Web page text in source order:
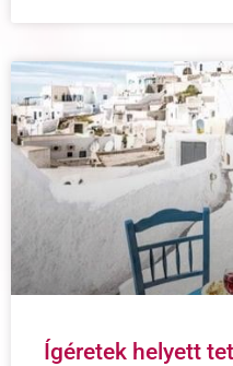
Ígéretek helyett